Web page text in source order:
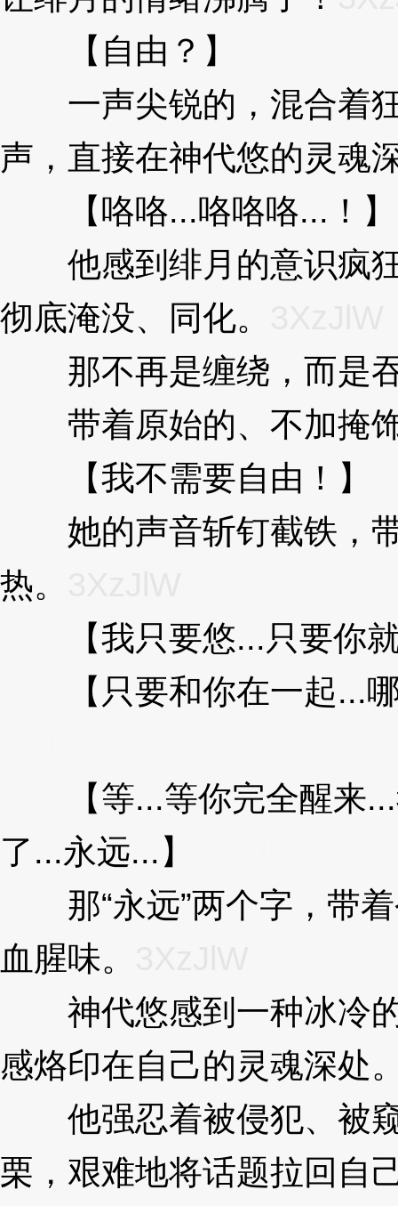
【自由？】
一声尖锐的，混合着狂
声，直接在神代悠的灵魂
【咯咯...咯咯咯...！】
他感到绯月的意识疯狂
彻底淹没、同化。
那不再是缠绕，而是
带着原始的、不加掩
【我不需要自由！】
她的声音斩钉截铁，带
热。
【我只要悠...只要你就
【只要和你在一起...哪
【等...等你完全醒来...
了...永远...】
那“永远”两个字，带着
血腥味。
神代悠感到一种冰冷的
感烙印在自己的灵魂深处
他强忍着被侵犯、被窥
栗，艰难地将话题拉回自